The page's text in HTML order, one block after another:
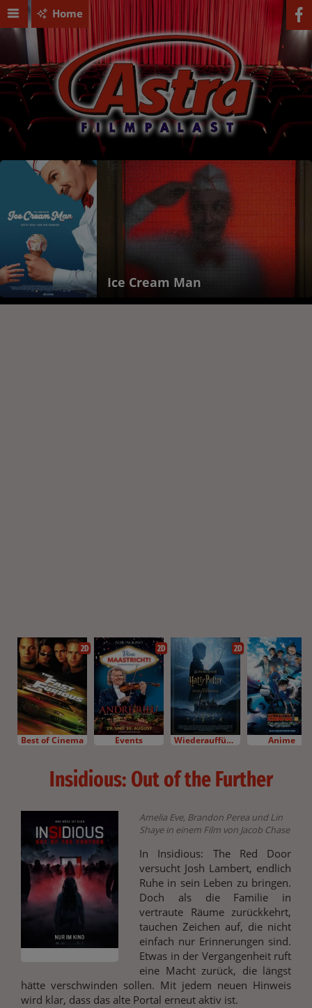
Home
Ice Cream Man
2D
Best of Cinema
2D
Events
2D
Wiederaufführung Anime
Insidious: Out of the Further
Amelia Eve, Brandon Perea und Lin
Shaye in einem Film von Jacob Chase
In Insidious: The Red Door
versucht Josh Lambert, endlich
Ruhe in sein Leben zu bringen.
Doch als die Familie in
vertraute Räume zurückkehrt,
tauchen Zeichen auf, die nicht
einfach nur Erinnerungen sind.
Etwas in der Vergangenheit ruft
eine Macht zurück, die längst
hätte verschwinden sollen. Mit jedem neuen Hinweis
wird klar, dass das alte Portal erneut aktiv ist.